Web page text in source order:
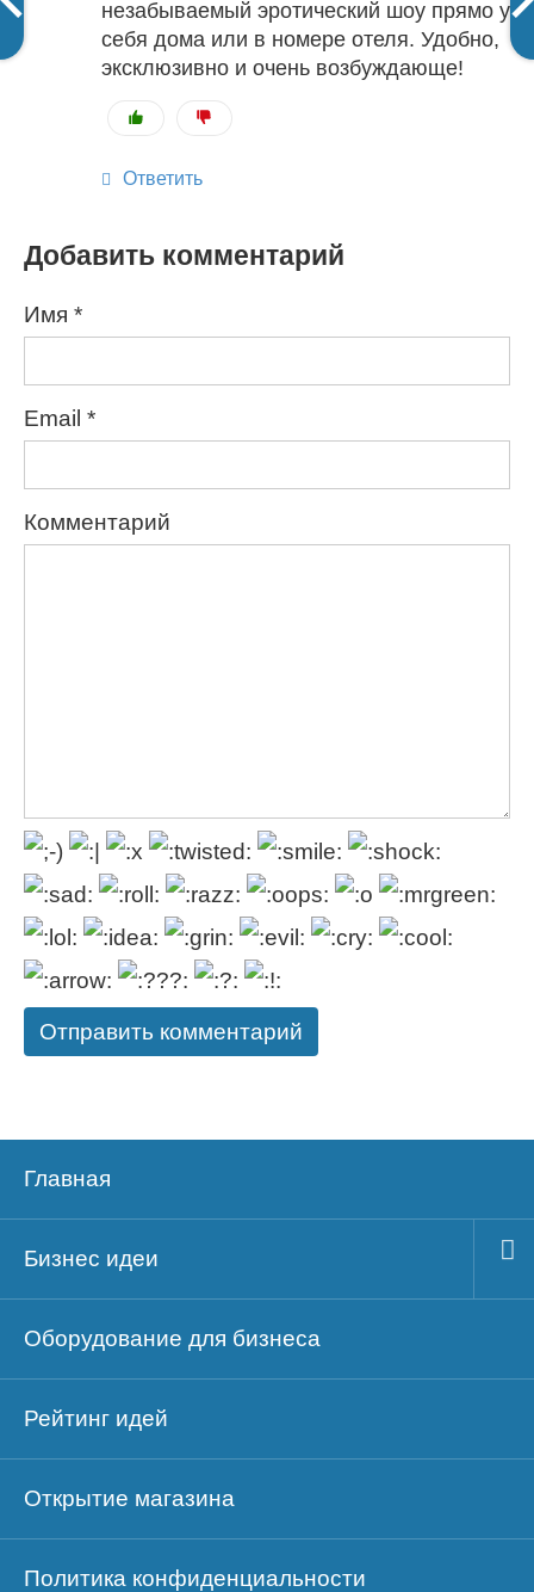
незабываемый эротический шоу прямо у
себя дома или в номере отеля. Удобно,
эксклюзивно и очень возбуждающе!
Ответить
Добавить комментарий
Имя *
Email *
Комментарий
Главная
Бизнес идеи
Оборудование для бизнеса
Рейтинг идей
Открытие магазина
Политика конфиденциальности